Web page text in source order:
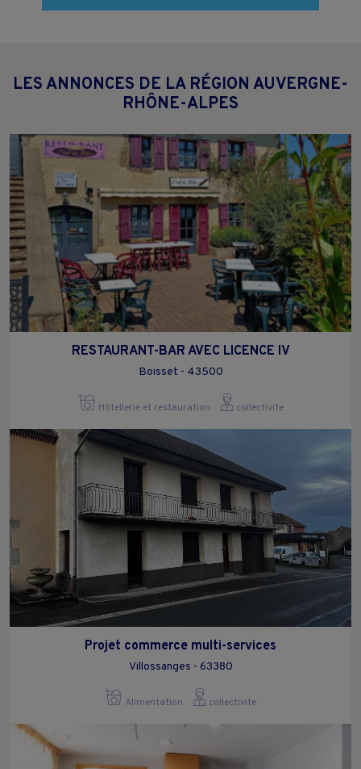
LES ANNONCES DE LA RÉGION AUVERGNE-
RHÔNE-ALPES
RESTAURANT-BAR AVEC LICENCE IV
Boisset - 43500
Hôtellerie et restauration collectivite
Projet commerce multi-services
Villossanges - 63380
Alimentation collectivite